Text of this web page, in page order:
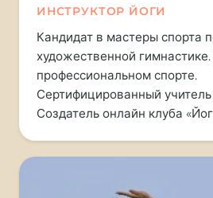
ИНСТРУКТОР ЙОГИ
Кандидат в мастеры спорта
художественной
профессиональном спорте.
Сертифицированный
Создатель онлайн клуба